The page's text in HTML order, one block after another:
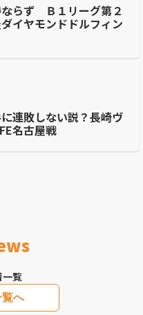
らず Ｂ１リーグ第２
イヤモンドドルフィン
に連敗しない説？長崎ヴ
名古屋戦
一覧
覧へ